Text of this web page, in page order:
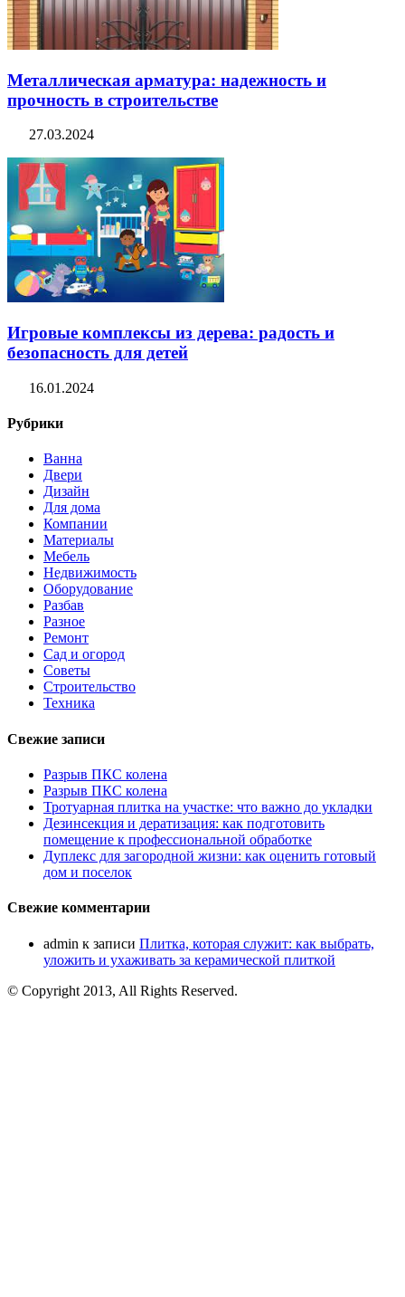
Металлическая арматура: надежность и
прочность в строительстве
27.03.2024
Игровые комплексы из дерева: радость и
безопасность для детей
16.01.2024
Рубрики
Ванна
Двери
Дизайн
Для дома
Компании
Материалы
Мебель
Недвижимость
Оборудование
Разбав
Разное
Ремонт
Сад и огород
Советы
Строительство
Техника
Свежие записи
Разрыв ПКС колена
Разрыв ПКС колена
Тротуарная плитка на участке: что важно до укладки
Дезинсекция и дератизация: как подготовить
помещение к профессиональной обработке
Дуплекс для загородной жизни: как оценить готовый
дом и поселок
Свежие комментарии
admin к записи Плитка, которая служит: как выбрать,
уложить и ухаживать за керамической плиткой
© Copyright 2013, All Rights Reserved.